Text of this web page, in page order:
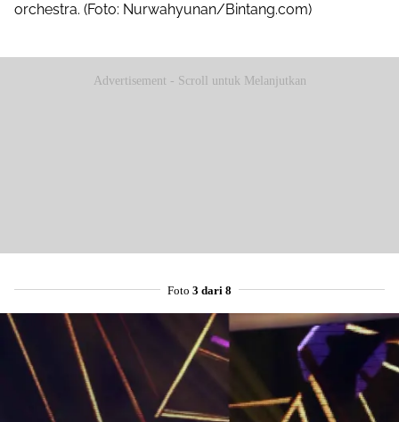
orchestra. (Foto: Nurwahyunan/Bintang.com)
Advertisement - Scroll untuk Melanjutkan
Foto 3 dari 8